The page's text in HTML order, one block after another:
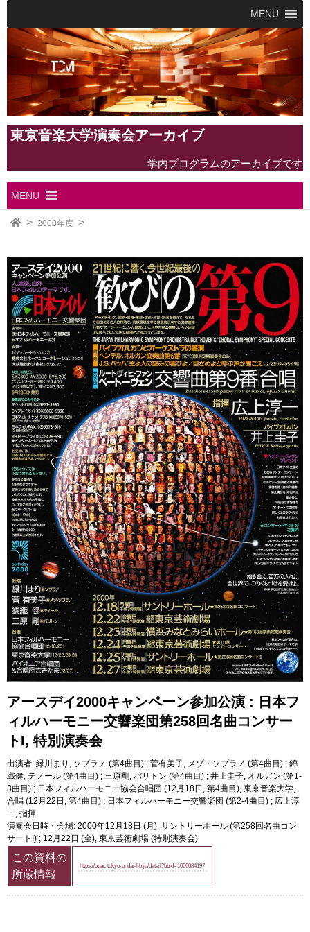
MENU
東京音楽大学演奏会アーカイブ
学内プログラムのアーカイブです
MENU
2000年度
アースデイ2000キャンペーン参加公演 : 日本フ
ィルハーモニー交響楽団第258回名曲コンサー
トI, 特別演奏会
出演者: 緑川まり, ソプラノ (第4曲目) ; 菅有美子, メゾ・ソプラノ (第4曲目) ; 錦
織健, テノール (第4曲目) ; 三原剛, バリトン (第4曲目) ; 井上圭子, オルガン (第1-
3曲目) ; 日本フィルハーモニー協会合唱団 (12月18日, 第4曲目), 東京音楽大学,
合唱 (12月22日, 第4曲目) ; 日本フィルハーモニー交響楽団 (第2-4曲目) ; 広上淳
一, 指揮
演奏会日時・会場: 2000年12月18日 (月), サントリーホール (第258回名曲コン
サートI) ; 12月22日 (金), 東京芸術劇場 (特別演奏会)
この資料の
所蔵情報
https://opac.tokyo-ondai-lib.jp/detail?bbid=1000084197